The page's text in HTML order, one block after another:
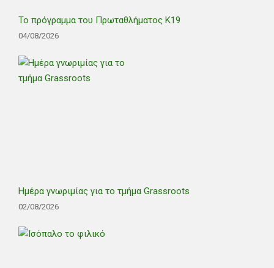
Το πρόγραμμα του Πρωταθλήματος Κ19
04/08/2026
Ημέρα γνωριμίας για το τμήμα Grassroots
02/08/2026